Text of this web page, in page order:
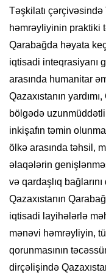
Təşkilatı çərçivəsində
həmrəyliyinin praktiki
Qarabağda həyata
iqtisadi inteqrasiyanı
arasında humanitar
Qazaxıstanın
bölgədə
inkişafın təmin
ölkə arasında təhsil,
əlaqələrin
və qardaşlıq
Qazaxıstanın
iqtisadi layihələrlə
mənəvi həmrəyliyin,
qorunmasının
dirçəlişində